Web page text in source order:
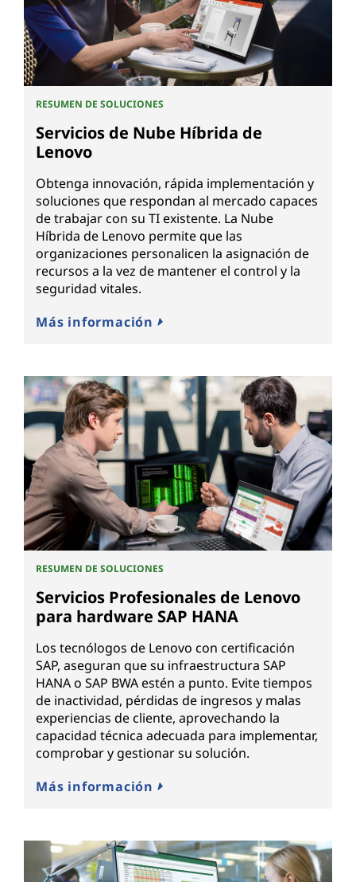
RESUMEN DE SOLUCIONES
Servicios de Nube Híbrida de
Lenovo
Obtenga innovación, rápida implementación y
soluciones que respondan al mercado capaces
de trabajar con su TI existente. La Nube
Híbrida de Lenovo permite que las
organizaciones personalicen la asignación de
recursos a la vez de mantener el control y la
seguridad vitales.
Más información
RESUMEN DE SOLUCIONES
Servicios Profesionales de Lenovo
para hardware SAP HANA
Los tecnólogos de Lenovo con certificación
SAP, aseguran que su infraestructura SAP
HANA o SAP BWA estén a punto. Evite tiempos
de inactividad, pérdidas de ingresos y malas
experiencias de cliente, aprovechando la
capacidad técnica adecuada para implementar,
comprobar y gestionar su solución.
Más información